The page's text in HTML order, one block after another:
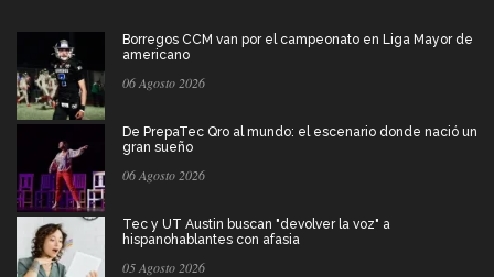
Borregos CCM van por el campeonato en Liga Mayor de
americano
06 Agosto 2026
De PrepaTec Qro al mundo: el escenario donde nació un
gran sueño
06 Agosto 2026
Tec y UT Austin buscan "devolver la voz" a
hispanohablantes con afasia
05 Agosto 2026